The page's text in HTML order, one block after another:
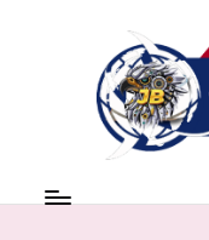
news